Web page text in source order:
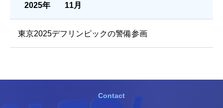
2025年 11月
東京2025デフリンピックの警備参画